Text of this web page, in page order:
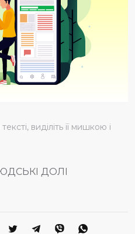
виділіть її мишкою і
ДОЛІ